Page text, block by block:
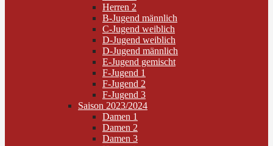
Herren 2
B-Jugend männlich
C-Jugend weiblich
D-Jugend weiblich
D-Jugend männlich
E-Jugend gemischt
F-Jugend 1
F-Jugend 2
F-Jugend 3
Saison 2023/2024
Damen 1
Damen 2
Damen 3